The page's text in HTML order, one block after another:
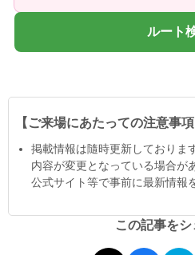
ルート
【ご来場にあたっての注意事項
掲載情報は隨時更新しておりま
内容が変更となっている場合が
公式サイト等で事前に最新情報
この記事を